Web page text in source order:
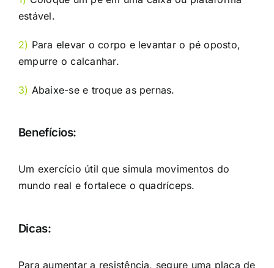
estável.
2) Para elevar o corpo e levantar o pé oposto,
empurre o calcanhar.
3) Abaixe-se e troque as pernas.
Benefícios:
Um exercício útil que simula movimentos do
mundo real e fortalece o quadríceps.
Dicas:
Para aumentar a resistência, segure uma placa de